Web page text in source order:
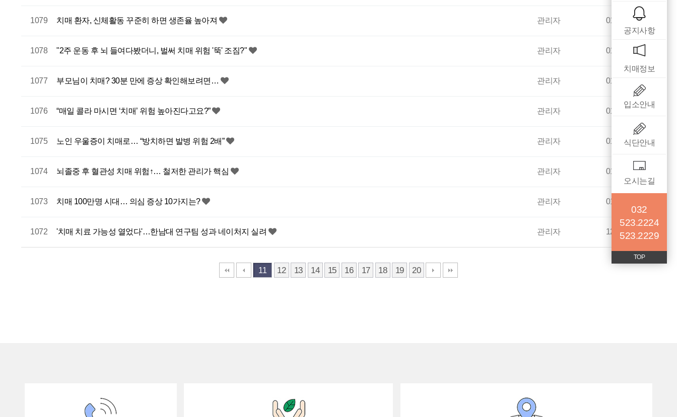
1079 치매 환자, 신체활동 꾸준히 하면 생존율 높아져 관리자 01-31
1078 "2주 운동 후 뇌 들여다봤더니, 벌써 치매 위험 '뚝' 조짐?" 관리자 01-31
1077 부모님이 치매? 30분 만에 증상 확인해보려면… 관리자 01-31
1076 “매일 콜라 마시면 ‘치매’ 위험 높아진다고요?” 관리자 01-31
1075 노인 우울증이 치매로… “방치하면 발병 위험 2배” 관리자 01-31
1074 뇌졸중 후 혈관성 치매 위험↑… 철저한 관리가 핵심 관리자 01-31
1073 치매 100만명 시대… 의심 증상 10가지는? 관리자 01-31
1072 '치매 치료 가능성 열었다'…한남대 연구팀 성과 네이처지 실려 관리자 12-31
11 12 13 14 15 16 17 18 19 20
공지사항
치매정보
입소안내
식단안내
오시는길
032
523.2224
523.2229
TOP